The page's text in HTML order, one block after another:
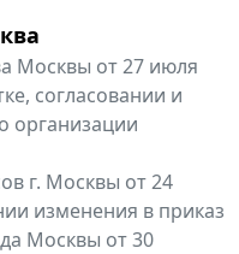
Москвы от 27 июля
согласовании и
организации
г. Москвы от 24
изменения в приказ
Москвы от 30